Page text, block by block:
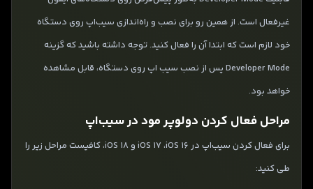
غیرفعال است. از همین رو برای نصب و راه‌اندازی سیب‌اپ روی دستگاه
خود لازم است که ابتدا آن را فعال کنید. توجه داشته باشید که گزینه
Developer Mode پس از نصب سیب ‌اپ روی دستگاه، قابل مشاهده
خواهد بود.
مراحل فعال کردن دولوپر مود در سیب‌اپ
برای فعال کردن سیب‌اپ در iOS 17 ،iOS 16 و iOS 18، کافیست مراحل زیر را
طی کنید: